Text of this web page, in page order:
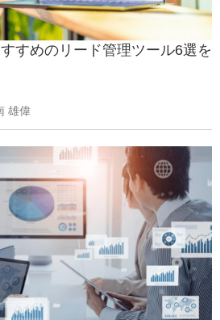
すめのリード管理ツール6選を
雄偉